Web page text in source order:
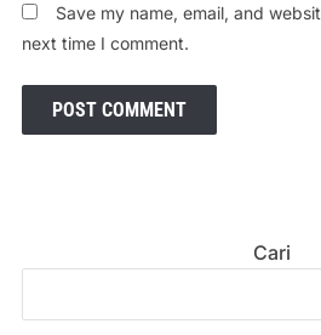
Save my name, email, and
next time I comment.
Cari